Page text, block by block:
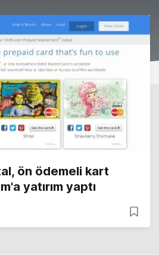
ön ödemeli kart
yatırım yaptı